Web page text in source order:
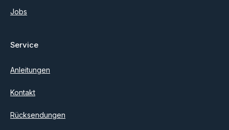
Jobs
Service
Anleitungen
Kontakt
Rücksendungen